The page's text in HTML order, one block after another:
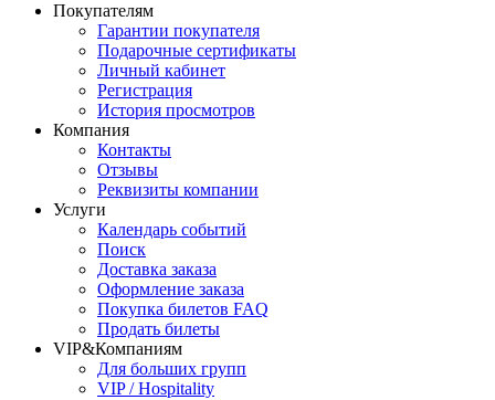
Покупателям
Гарантии покупателя
Подарочные сертификаты
Личный кабинет
Регистрация
История просмотров
Компания
Контакты
Отзывы
Реквизиты компании
Услуги
Календарь событий
Поиск
Доставка заказа
Оформление заказа
Покупка билетов FAQ
Продать билеты
VIP&Компаниям
Для больших групп
VIP / Hospitality